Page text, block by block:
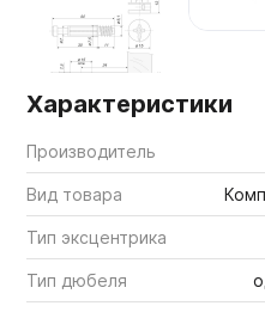
Характеристики
Производитель
Вид товара
Тип эксцентрика
Тип дюбеля